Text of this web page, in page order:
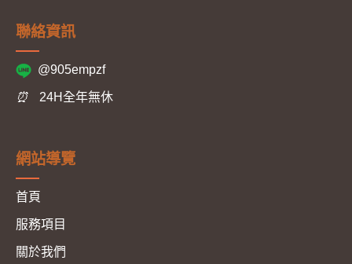
聯絡資訊
@905empzf
⏰ 24H全年無休
網站導覽
首頁
服務項目
關於我們